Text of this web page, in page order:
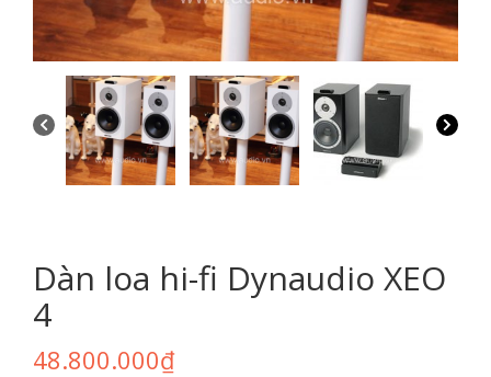
Dàn loa hi-fi Dynaudio XEO
4
48.800.000₫